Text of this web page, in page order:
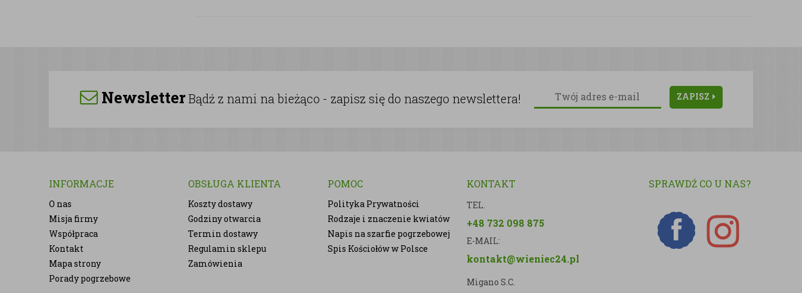
NewsletterBądź z nami na bieżąco - zapisz się do naszego newslettera! ZAPISZ
INFORMACJE
O nas
Misja firmy
Współpraca
Kontakt
Mapa strony
Porady pogrzebowe
OBSŁUGA KLIENTA
Koszty dostawy
Godziny otwarcia
Termin dostawy
Regulamin sklepu
Zamówienia
POMOC
Polityka Prywatności
Rodzaje i znaczenie kwiatów
Napis na szarfie pogrzebowej
Spis Kościołów w Polsce
KONTAKT
TEL.
+48 732 098 875
E-MAIL:
kontakt@wieniec24.pl
Migano S.C.
SPRAWDŹ CO U NAS?